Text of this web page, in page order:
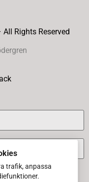
Rights Reserved
trafik, anpassa